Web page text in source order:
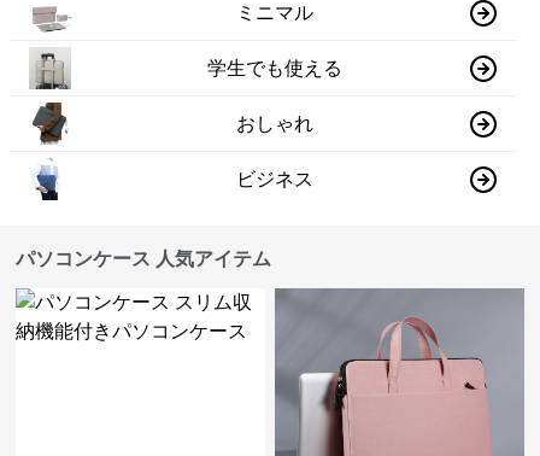
ミニマル
学生でも使える
おしゃれ
ビジネス
パソコンケース 人気アイテム